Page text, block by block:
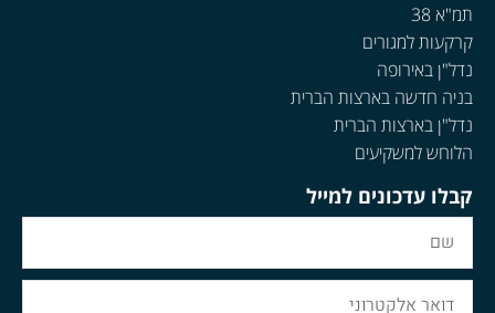
תמ"א 38
קרקעות למגורים
נדל"ן באירופה
בניה חדשה בארצות הברית
נדל"ן בארצות הברית
הלוחש למשקיעים
קבלו עדכונים למייל